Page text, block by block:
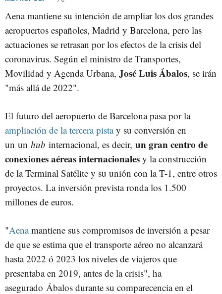
Aena mantiene su intención de ampliar los dos grandes
aeropuertos españoles, Madrid y Barcelona, pero las
actuaciones se retrasan por los efectos de la crisis del
coronavirus. Según el ministro de Transportes,
Movilidad y Agenda Urbana, José Luis Ábalos, se irán
"más allá de 2022".
El futuro del aeropuerto de Barcelona pasa por la
ampliación de la tercera pistay su conversión en
un un hub internacional, es decir, un gran centro de
conexiones aéreas internacionales y la construcción
de la Terminal Satélite y su unión con la T-1, entre otros
proyectos. La inversión prevista ronda los 1.500
millones de euros.
"Aenamantiene sus compromisos de inversión a pesar
de que se estima que el transporte aéreo no alcanzará
hasta 2022 ó 2023 los niveles de viajeros que
presentaba en 2019, antes de la crisis", ha
asegurado Ábalos durante su comparecencia en el